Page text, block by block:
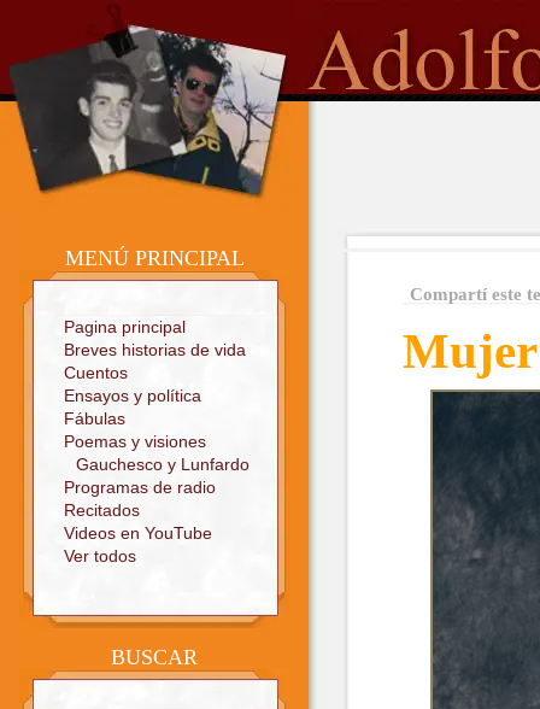
Sitio oficial
MENÚ PRINCIPAL
Pagina principal
Breves historias de vida
Cuentos
Ensayos y política
Fábulas
Poemas y visiones
Gauchesco y Lunfardo
Programas de radio
Recitados
Videos en YouTube
Ver todos
BUSCAR
Compartí este